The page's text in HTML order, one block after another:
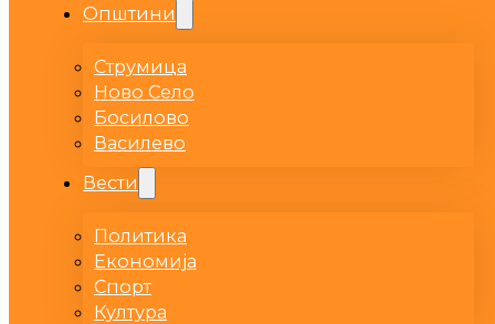
Општини
Струмица
Ново Село
Босилово
Василево
Вести
Политика
Економија
Спорт
Култура